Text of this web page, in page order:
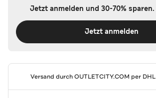
Jetzt anmelden und 30-70% sparen.
Jetzt anmelden
Versand durchOUTLETCITY.COM per DHL